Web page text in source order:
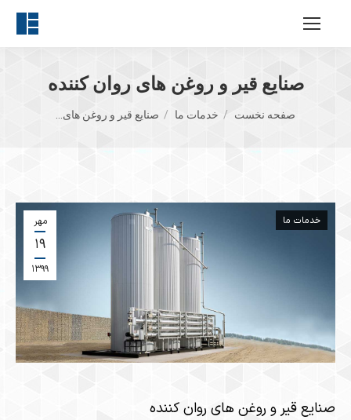
صنایع قیر و روغن های روان کننده
مکان شما:
صفحه نخست خدمات ما صنایع قیر و روغن های…
مهر
۱۹
۱۳۹۹
خدمات ما
صنایع قیر و روغن های روان کننده